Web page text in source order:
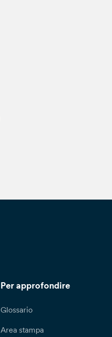
Per approfondire
Glossario
Area stampa